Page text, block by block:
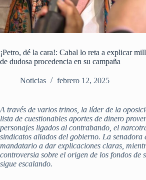
¡Petro, dé la cara!: Cabal lo reta a explicar
de dudosa procedencia en su campaña
Noticias febrero 12, 2025
A través de varios trinos, la líder de la
lista de cuestionables aportes de dinero
personajes ligados al contrabando, el
sindicatos aliados del gobierno. La senadora
mandatario a dar explicaciones claras,
controversia sobre el origen de los fondos de
sigue escalando.